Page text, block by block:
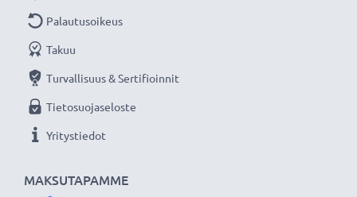
MAKSUTAPAMME
Palautusoikeus
Takuu
Turvallisuus & Sertifioinnit
Tietosuojaseloste
Yritystiedot